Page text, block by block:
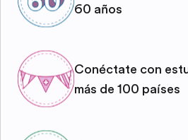
60 años
Conéctate con
más de 100 países